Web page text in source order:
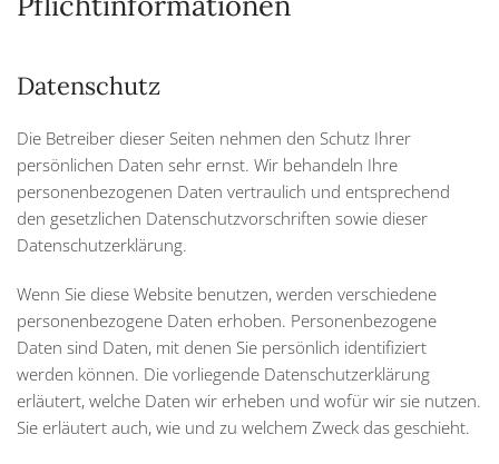
Datenschutz
Die Betreiber dieser Seiten nehmen den Schutz Ihrer
persönlichen Daten sehr ernst. Wir behandeln Ihre
personenbezogenen Daten vertraulich und entsprechend
den gesetzlichen Datenschutzvorschriften sowie dieser
Datenschutzerklärung.
Wenn Sie diese Website benutzen, werden verschiedene
personenbezogene Daten erhoben. Personenbezogene
Daten sind Daten, mit denen Sie persönlich identifiziert
werden können. Die vorliegende Datenschutzerklärung
erläutert, welche Daten wir erheben und wofür wir sie nutzen.
Sie erläutert auch, wie und zu welchem Zweck das geschieht.